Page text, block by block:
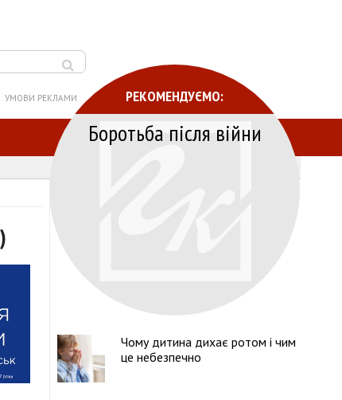
УМОВИ РЕКЛАМИ РЕКОМЕНДУЄМО:
Боротьба після війни
Чому дитина дихає ротом і чим
це небезпечно